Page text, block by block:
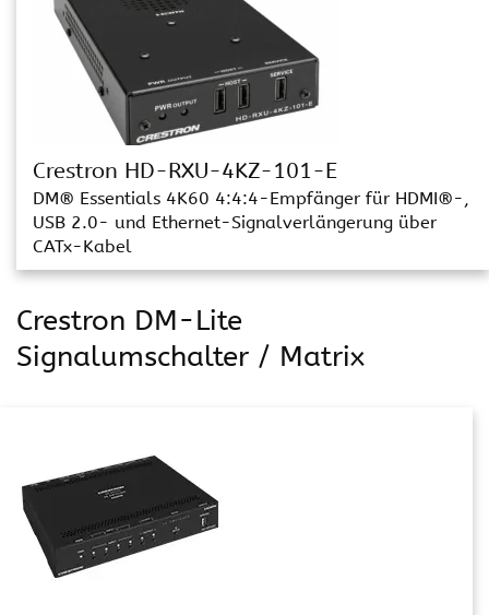
Crestron HD-RXU-4KZ-101-E
DM® Essentials 4K60 4:4:4-Empfänger für HDMI®-,
USB 2.0- und Ethernet-Signalverlängerung über
CATx-Kabel
Crestron DM-Lite
Signalumschalter / Matrix